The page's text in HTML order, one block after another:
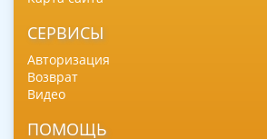
СЕРВИСЫ
Авторизация
Возврат
Видео
ПОМОЩЬ